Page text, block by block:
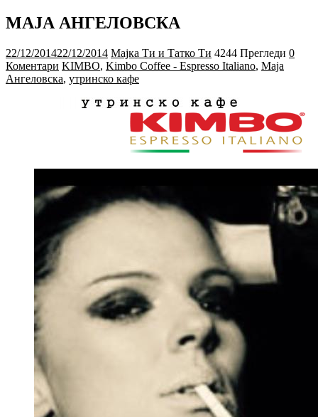
МАЈА АНГЕЛОВСКА
22/12/201422/12/2014 Мајка Ти и Татко Ти 4244 Прегледи 0
Коментари KIMBO, Kimbo Coffee - Espresso Italiano, Маја
Ангеловска, утринско кафе